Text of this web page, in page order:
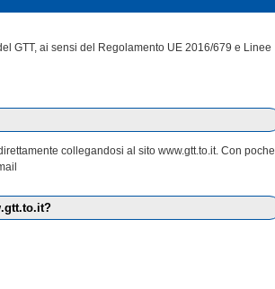
GTT, ai sensi del Regolamento UE 2016/679 e Linee
collegandosi al sito www.gtt.to.it. Con poche